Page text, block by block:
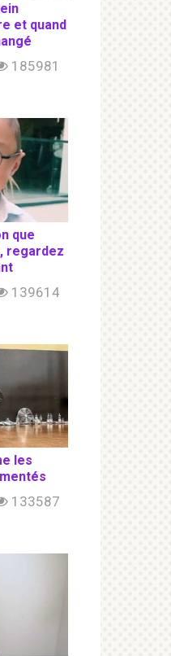
et quand
185981
que
regardez
139614
les
133587